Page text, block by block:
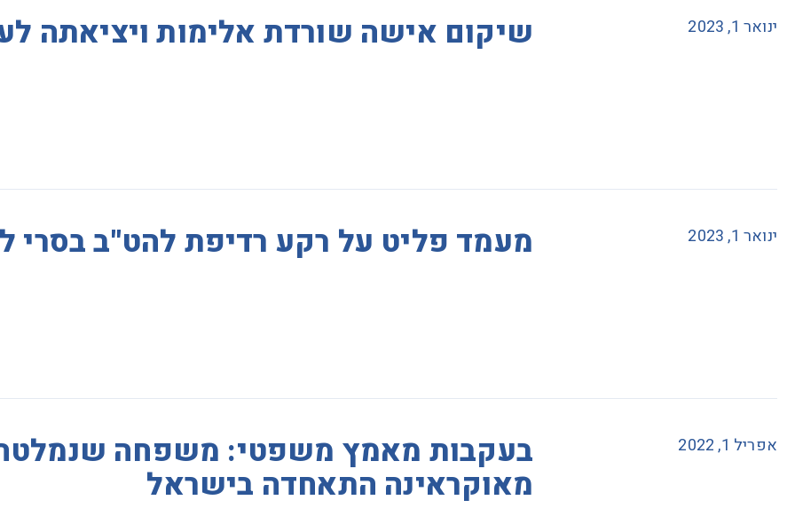
ינואר 1, 2023 שיקום אישה שורדת אלימות ויציאתה
ינואר 1, 2023 מעמד פליט על רקע רדיפת להט"ב בסרי
אפריל 1, 2022 בעקבות מאמץ משפטי: משפחה
מאוקראינה התאחדה בישראל